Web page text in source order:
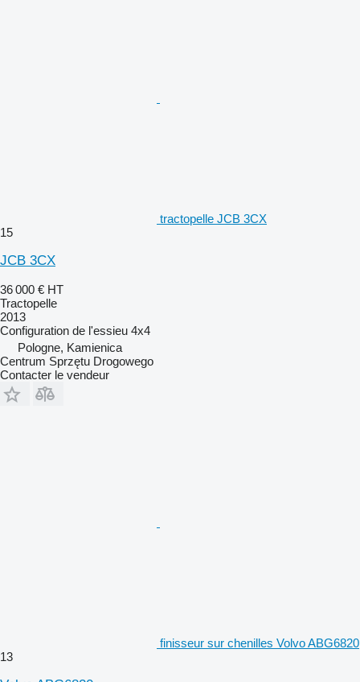
tractopelle JCB 3CX
15
JCB 3CX
36 000 € HT
Tractopelle
2013
Configuration de l'essieu 4x4
Pologne, Kamienica
Centrum Sprzętu Drogowego
Contacter le vendeur
finisseur sur chenilles Volvo ABG6820
13